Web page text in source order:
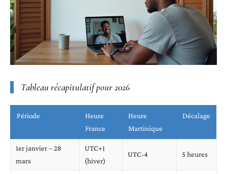
Tableau récapitulatif pour 2026
Période
Heure
France
Heure
Martinique
Décalage
1er janvier – 28
mars
UTC+1
(hiver)
UTC-4 5 heures